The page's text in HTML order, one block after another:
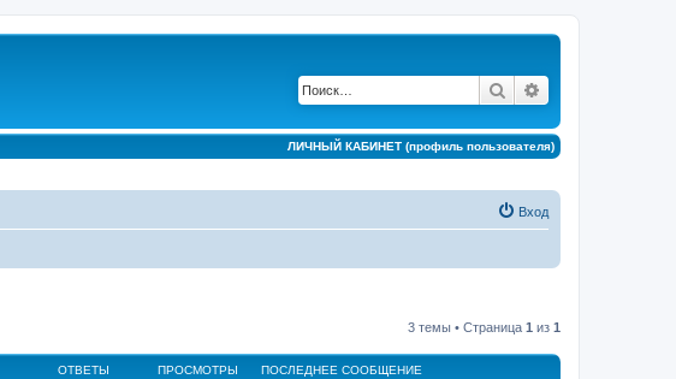
Поиск
ЛИЧНЫЙ КАБИНЕТ (профиль пользователя)
Вход
3 темы • Страница 1 из 1
ОТВЕТЫ ПРОСМОТРЫ ПОСЛЕДНЕЕ СООБЩЕНИЕ